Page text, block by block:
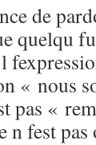
de
quelqu
« nous
pas «
n fest